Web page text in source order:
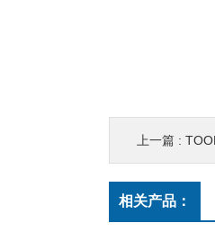
上一篇 :
相关产品：